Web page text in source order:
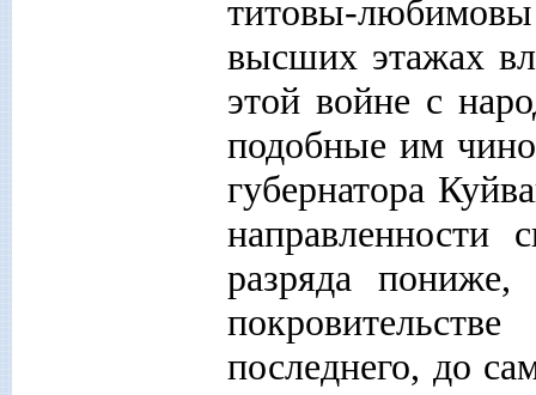
титовы-
высших этажах
этой войне с
подобные им
губернатора
направленности
разряда
последнего, до